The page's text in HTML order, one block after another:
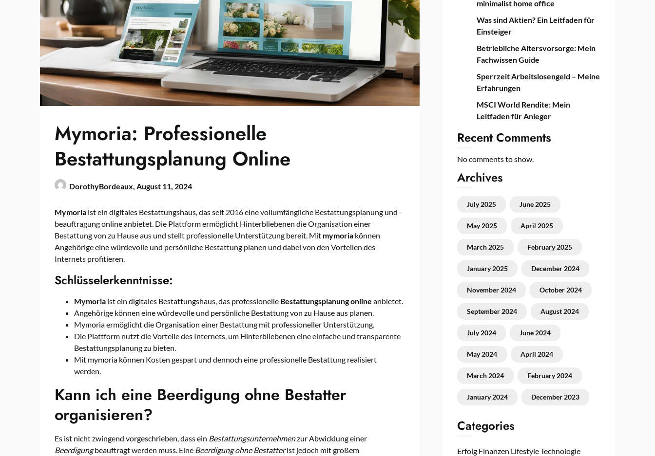
Mymoria: Professionelle
Bestattungsplanung Online
DorothyBordeaux, August 11, 2024
Mymoria ist ein digitales Bestattungshaus, das seit 2016 eine vollumfängliche Bestattungsplanung und -
beauftragung online anbietet. Die Plattform ermöglicht Hinterbliebenen die Organisation einer
Bestattung von zu Hause aus und stellt professionelle Unterstützung bereit. Mit mymoria können
Angehörige eine würdevolle und persönliche Bestattung planen und dabei von den Vorteilen des
Internets profitieren.
Schlüsselerkenntnisse:
Mymoria ist ein digitales Bestattungshaus, das professionelle Bestattungsplanung online anbietet.
Angehörige können eine würdevolle und persönliche Bestattung von zu Hause aus planen.
Mymoria ermöglicht die Organisation einer Bestattung mit professioneller Unterstützung.
Die Plattform nutzt die Vorteile des Internets, um Hinterbliebenen eine einfache und transparente
Bestattungsplanung zu bieten.
Mit mymoria können Kosten gespart und dennoch eine professionelle Bestattung realisiert
werden.
Kann ich eine Beerdigung ohne Bestatter
organisieren?
Es ist nicht zwingend vorgeschrieben, dass ein Bestattungsunternehmenzur Abwicklung einer
Beerdigungbeauftragt werden muss. Eine Beerdigung ohne Bestatterist jedoch mit großem
minimalist home office
Was sind Aktien? Ein Leitfaden für
Einsteiger
Betriebliche Altersvorsorge: Mein
Fachwissen Guide
Sperrzeit Arbeitslosengeld – Meine
Erfahrungen
MSCI World Rendite: Mein
Leitfaden für Anleger
Recent Comments
No comments to show.
Archives
July 2025 June 2025
May 2025 April 2025
March 2025 February 2025
January 2025 December 2024
November 2024 October 2024
September 2024 August 2024
July 2024 June 2024
May 2024 April 2024
March 2024 February 2024
January 2024 December 2023
Categories
Erfolg Finanzen LifestyleTechnologie